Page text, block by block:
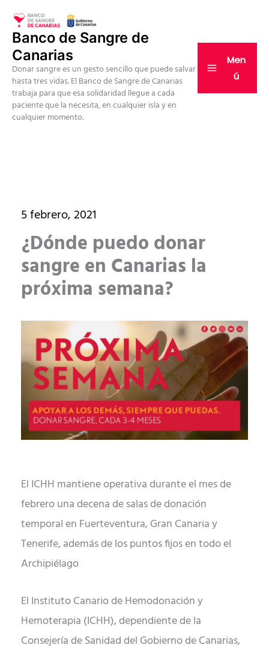
contenido
Banco de Sangre de
Canarias
Donar sangre es un gesto sencillo que puede salvar
hasta tres vidas. El Banco de Sangre de Canarias
trabaja para que esa solidaridad llegue a cada
paciente que la necesita, en cualquier isla y en
cualquier momento.
Men
ú
5 febrero, 2021
¿Dónde puedo donar
sangre en Canarias la
próxima semana?
El ICHH mantiene operativa durante el mes de
febrero una decena de salas de donación
temporal en Fuerteventura, Gran Canaria y
Tenerife, además de los puntos fijos en todo el
Archipiélago
El Instituto Canario de Hemodonación y
Hemoterapia (ICHH), dependiente de la
Consejería de Sanidad del Gobierno de Canarias,